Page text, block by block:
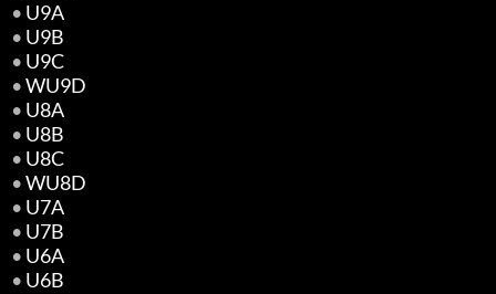
• U9A
• U9B
• U9C
•WU9D
• U8A
• U8B
• U8C
•WU8D
• U7A
• U7B
• U6A
• U6B